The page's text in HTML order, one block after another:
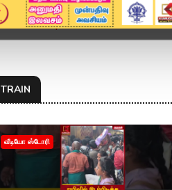
Home Topics train
TRAIN
வீடியோ ஸ்டோரி